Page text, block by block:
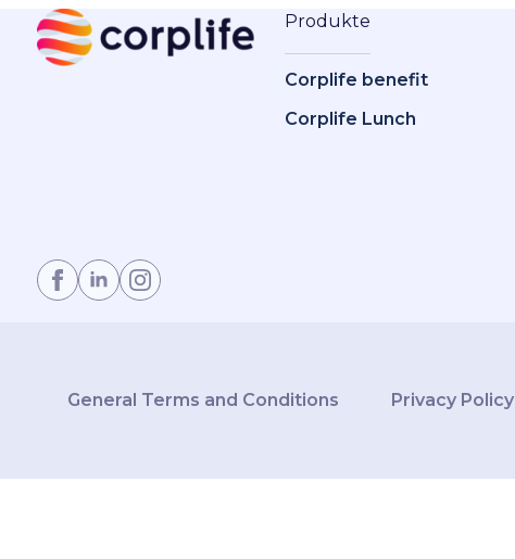
Produkte
Corplife benefit
Corplife Lunch
General Terms and Conditions Privacy Policy